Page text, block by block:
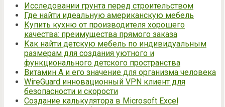
Исследовании грунта перед строительством
Где найти идеальную американскую мебель
Купить кухню от производителя хорошего
качества: преимущества прямого заказа
Как найти детскую мебель по индивидуальным
размерам для создания уютного и
функционального детского пространства
Витамин А и его значение для организма человека
WireGuard инновационный VPN клиент для
безопасности и скорости
Создание калькулятора в Microsoft Excel